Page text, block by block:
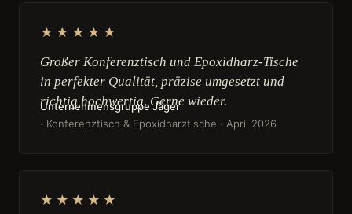
★★★★★
Großer Konferenztisch und Epoxidharz-Tische
in perfekter Qualität, präzise umgesetzt und
richtig hochwertig. Gerne wieder.
Unternehmensgruppe Jäger
· Konferenztisch & Epoxidharztische · April 2026
★★★★★